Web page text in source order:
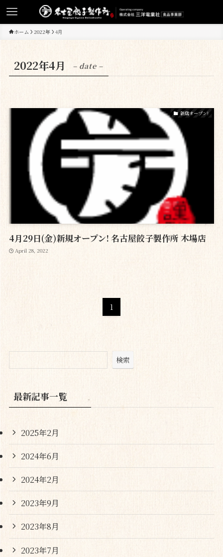
ホーム 2022年 4月
2022年4月 – date –
新店オープン!
4月29日(金)新規オープン! 名古屋餃子製作所 木場店
April 28, 2022
1
検索
最新記事一覧
2025年2月
2024年6月
2024年2月
2023年9月
2023年8月
2023年7月